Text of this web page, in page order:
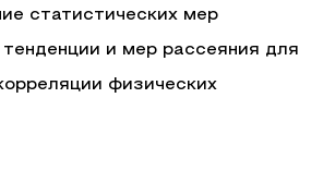
статистических мер
тенденции и мер рассеяния для
физических